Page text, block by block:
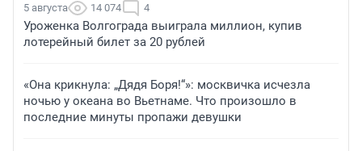
5 августа 14 074 4
Уроженка Волгограда выиграла миллион, купив
лотерейный билет за 20 рублей
«Она крикнула: „Дядя Боря!“»: москвичка исчезла
ночью у океана во Вьетнаме. Что произошло в
последние минуты пропажи девушки